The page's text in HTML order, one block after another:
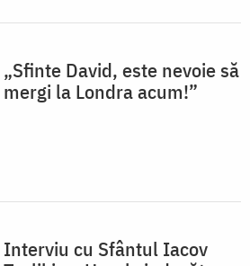
„Sfinte David, este nevoie să
mergi la Londra acum!”
Interviu cu Sfântul Iacov